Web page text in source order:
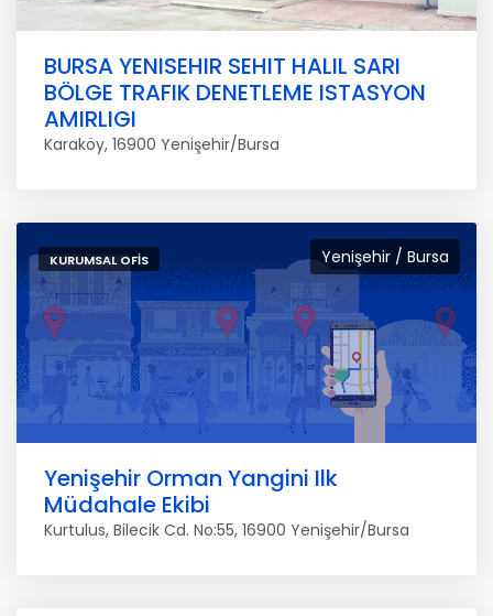
BURSA YENISEHIR SEHIT HALIL SARI
BÖLGE TRAFIK DENETLEME ISTASYON
AMIRLIGI
Karaköy, 16900 Yenişehir/Bursa
Yenişehir / Bursa
KURUMSAL OFIS
Yenişehir Orman Yangini Ilk
Müdahale Ekibi
Kurtulus, Bilecik Cd. No:55, 16900 Yenişehir/Bursa